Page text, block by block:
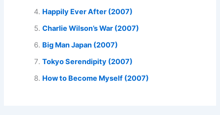
Happily Ever After (2007)
Charlie Wilson’s War (2007)
Big Man Japan (2007)
Tokyo Serendipity (2007)
How to Become Myself (2007)